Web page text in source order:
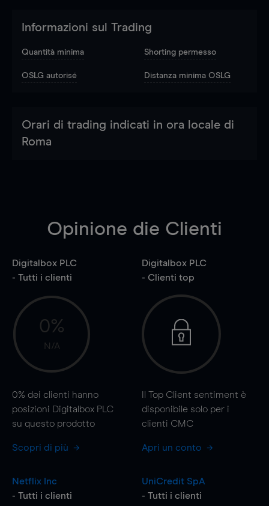
Informazioni sul Trading
Quantità minima Shorting permesso
OSLG autorisé Distanza minima OSLG
Orari di trading indicati in ora locale di
Roma
Opinione die Clienti
Digitalbox PLC
- Tutti i clienti
0%
N/A
0% dei clienti hanno
posizioni Digitalbox PLC
su questo prodotto
Scopri di più
Digitalbox PLC
- Clienti top
Il Top Client sentiment è
disponibile solo per i
clienti CMC
Apri un conto
Netflix Inc
- Tutti i clienti
UniCredit SpA
- Tutti i clienti